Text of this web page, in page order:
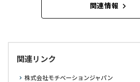
関連情報
関連リンク
株式会社モチベーションジャパン